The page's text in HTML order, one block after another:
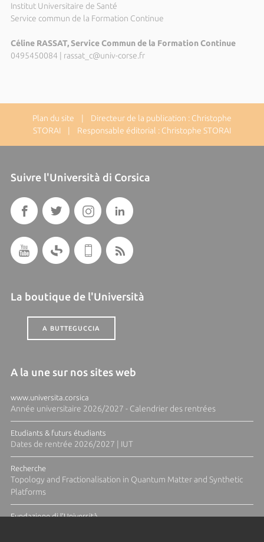
Institut Universitaire de Santé
Service commun de la Formation Continue
Céline RASSAT, Service Commun de la Formation Continue
0495450084 | rassat_c@univ-corse.fr
Plan du site | Directeur de la publication : Christophe
STORAI | Responsable éditorial : Christophe STORAI
Suivre l'Università di Corsica
La boutique de l'Università
A BUTTEGUCCIA
A la une sur nos sites web
www.universita.corsica
Année universitaire 2026/2027 - Calendrier des rentrées
Etudiants & futurs étudiants
Dates de rentrée 2026/2027 | IUT
Recherche
Topology and Fractionalisation in Quantum Matter and Synthetic
Platforms
Fundazione di l'Università